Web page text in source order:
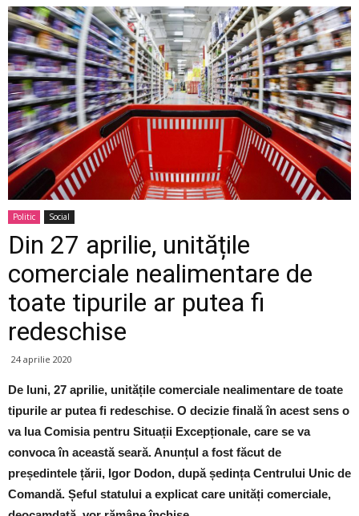
Politic Social
Din 27 aprilie, unitățile
comerciale nealimentare de
toate tipurile ar putea fi
redeschise
24 aprilie 2020
De luni, 27 aprilie, unitățile comerciale nealimentare de toate
tipurile ar putea fi redeschise. O decizie finală în acest sens o
va lua Comisia pentru Situații Excepționale, care se va
convoca în această seară. Anunțul a fost făcut de
președintele țării, Igor Dodon, după ședința Centrului Unic de
Comandă. Șeful statului a explicat care unități comerciale,